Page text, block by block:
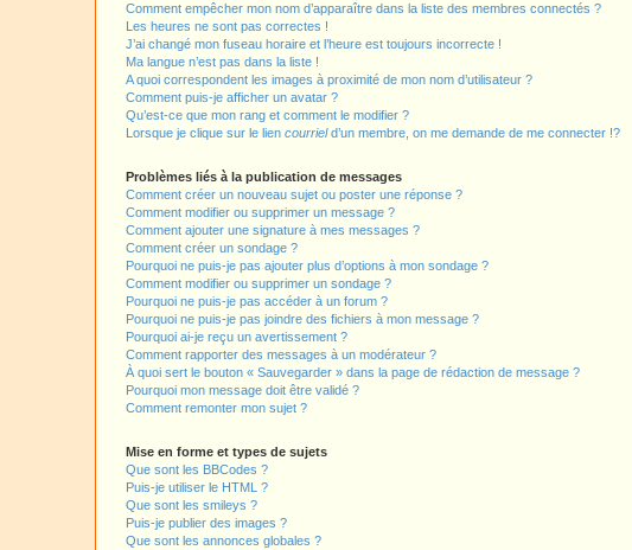
Comment empêcher mon nom d’apparaître dans la liste des membres connectés ?
Les heures ne sont pas correctes !
J’ai changé mon fuseau horaire et l’heure est toujours incorrecte !
Ma langue n’est pas dans la liste !
A quoi correspondent les images à proximité de mon nom d’utilisateur ?
Comment puis-je afficher un avatar ?
Qu’est-ce que mon rang et comment le modifier ?
Lorsque je clique sur le lien courrield’un membre, on me demande de me connecter !?
Problèmes liés à la publication de messages
Comment créer un nouveau sujet ou poster une réponse ?
Comment modifier ou supprimer un message ?
Comment ajouter une signature à mes messages ?
Comment créer un sondage ?
Pourquoi ne puis-je pas ajouter plus d’options à mon sondage ?
Comment modifier ou supprimer un sondage ?
Pourquoi ne puis-je pas accéder à un forum ?
Pourquoi ne puis-je pas joindre des fichiers à mon message ?
Pourquoi ai-je reçu un avertissement ?
Comment rapporter des messages à un modérateur ?
À quoi sert le bouton « Sauvegarder » dans la page de rédaction de message ?
Pourquoi mon message doit être validé ?
Comment remonter mon sujet ?
Mise en forme et types de sujets
Que sont les BBCodes ?
Puis-je utiliser le HTML ?
Que sont les smileys ?
Puis-je publier des images ?
Que sont les annonces globales ?